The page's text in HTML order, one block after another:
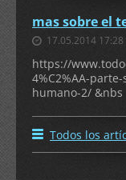
mas sobre el
17.05.2014 17:28
https://
4%C2%AA-
humano-2/ &nbs
Todos los